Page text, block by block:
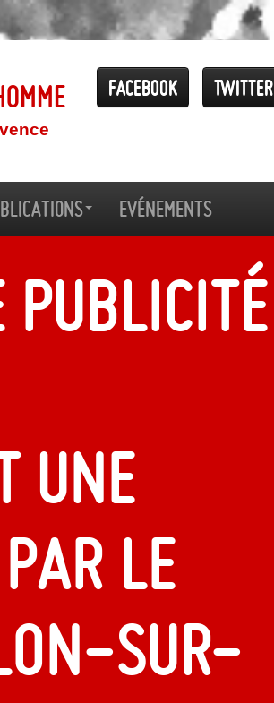
Twitter
Facebook
Evénements
publicité
une
par le
sur-